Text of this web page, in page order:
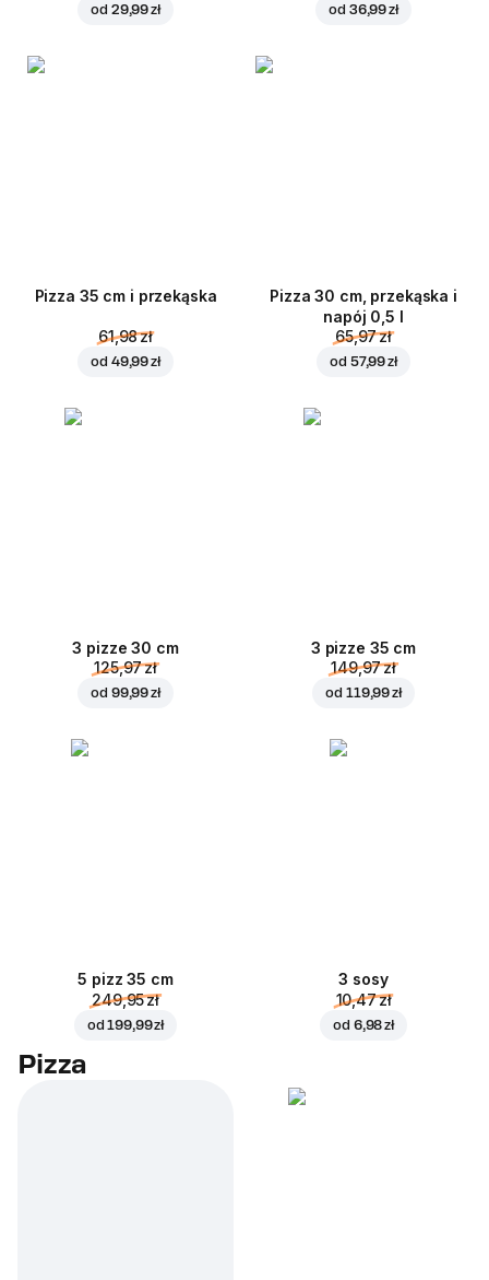
od 29,99 zł od 36,99 zł
Pizza 35 cm i przekąska
61,98 zł
od 49,99 zł
Pizza 30 cm, przekąska i
napój 0,5 l
65,97 zł
od 57,99 zł
3 pizze 30 cm
125,97 zł
od 99,99 zł
3 pizze 35 cm
149,97 zł
od 119,99 zł
5 pizz 35 cm
249,95 zł
od199,99 zł
3 sosy
10,47 zł
od 6,98 zł
Pizza